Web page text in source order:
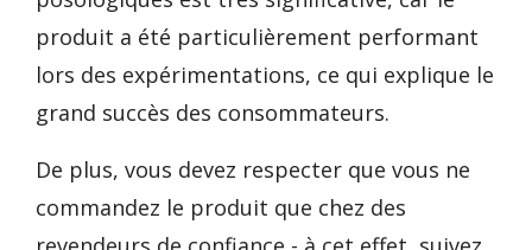
produit a été particulièrement performant
lors des expérimentations, ce qui explique le
grand succès des consommateurs.
De plus, vous devez respecter que vous ne
commandez le produit que chez des